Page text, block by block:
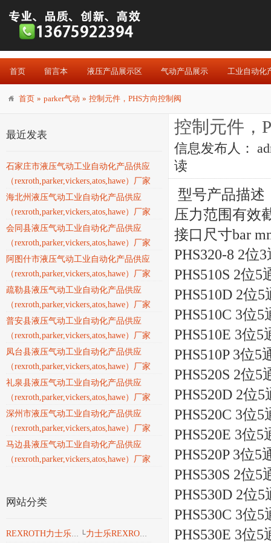
首页 留言本 液压产品展示区 气动产品展示 工业自动化
首页 » parker气动 » 控制元件，PHS方向控制阀
最近发表
石家庄市液压气动工业自动化产品供应
（rexroth,parker,vickers,atos,hawe）厂家
海北州液压气动工业自动化产品供应
（rexroth,parker,vickers,atos,hawe）厂家
会同县液压气动工业自动化产品供应
（rexroth,parker,vickers,atos,hawe）厂家
阿图什市液压气动工业自动化产品供应
（rexroth,parker,vickers,atos,hawe）厂家
疏勒县液压气动工业自动化产品供应
（rexroth,parker,vickers,atos,hawe）厂家
普安县液压气动工业自动化产品供应
（rexroth,parker,vickers,atos,hawe）厂家
凤台县液压气动工业自动化产品供应
（rexroth,parker,vickers,atos,hawe）厂家
礼泉县液压气动工业自动化产品供应
（rexroth,parker,vickers,atos,hawe）厂家
深州市液压气动工业自动化产品供应
（rexroth,parker,vickers,atos,hawe）厂家
马边县液压气动工业自动化产品供应
（rexroth,parker,vickers,atos,hawe）厂家
网站分类
REXROTH力士乐工业产品 └力士乐REXROTH液压
控制元件，
信息发布人：
读
型号产品描述
压力范围有效
接口尺寸bar
PHS320-8 2位
PHS510S 2位5
PHS510D 2位
PHS510C 3位
PHS510E 3位5
PHS510P 3位5
PHS520S 2位5
PHS520D 2位
PHS520C 3位
PHS520E 3位5
PHS520P 3位5
PHS530S 2位5
PHS530D 2位
PHS530C 3位
PHS530E 3位5